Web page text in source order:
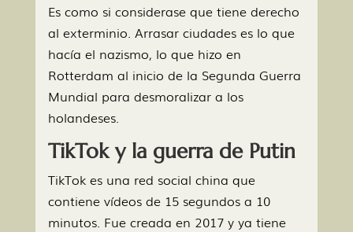
Es como si considerase que tiene derecho
al exterminio. Arrasar ciudades es lo que
hacía el nazismo, lo que hizo en
Rotterdam al inicio de la Segunda Guerra
Mundial para desmoralizar a los
holandeses.
TikTok y la guerra de Putin
TikTok es una red social china que
contiene vídeos de 15 segundos a 10
minutos. Fue creada en 2017 y ya tiene